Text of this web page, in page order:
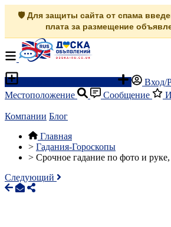
🛡️ Для защиты сайта от спама
плата за размещение
Вход/
Местоположение
Сообщение
Компании Блог
Главная
> Гадания-Гороскопы
> Срочное гадание по фото и руке,
Следующий